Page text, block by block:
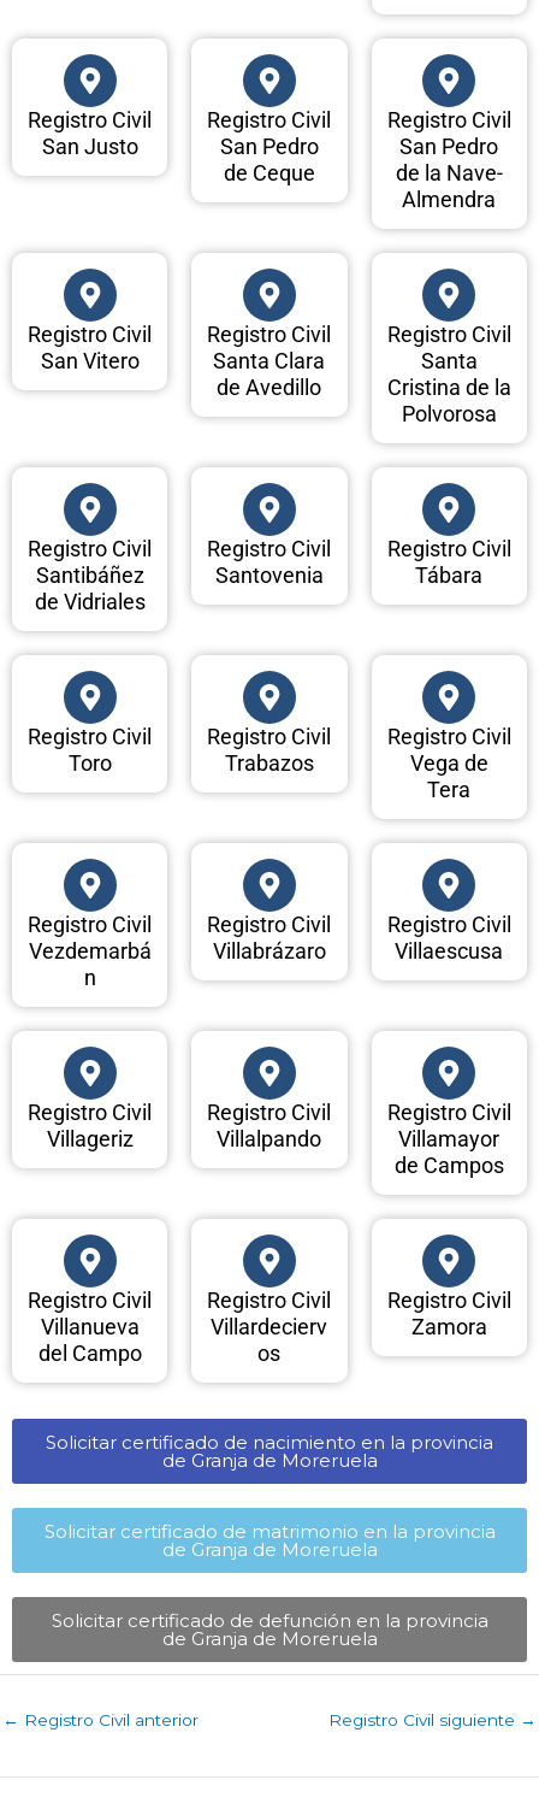
Registro Civil
San Justo
Registro Civil
San Pedro
de Ceque
Registro Civil
San Pedro
de la Nave-
Almendra
Registro Civil
San Vitero
Registro Civil
Santa Clara
de Avedillo
Registro Civil
Santa
Cristina de la
Polvorosa
Registro Civil
Santibáñez
de Vidriales
Registro Civil
Santovenia
Registro Civil
Tábara
Registro Civil
Toro
Registro Civil
Trabazos
Registro Civil
Vega de
Tera
Registro Civil
Vezdemarbá
n
Registro Civil
Villabrázaro
Registro Civil
Villaescusa
Registro Civil
Villageriz
Registro Civil
Villalpando
Registro Civil
Villamayor
de Campos
Registro Civil
Villanueva
del Campo
Registro Civil
Villardecierv
os
Registro Civil
Zamora
Solicitar certificado de nacimiento en la provincia
de Granja de Moreruela​
Solicitar certificado de matrimonio en la provincia
de Granja de Moreruela​
Solicitar certificado de defunción en la provincia
de Granja de Moreruela​
← Registro Civil anterior Registro Civil siguiente →